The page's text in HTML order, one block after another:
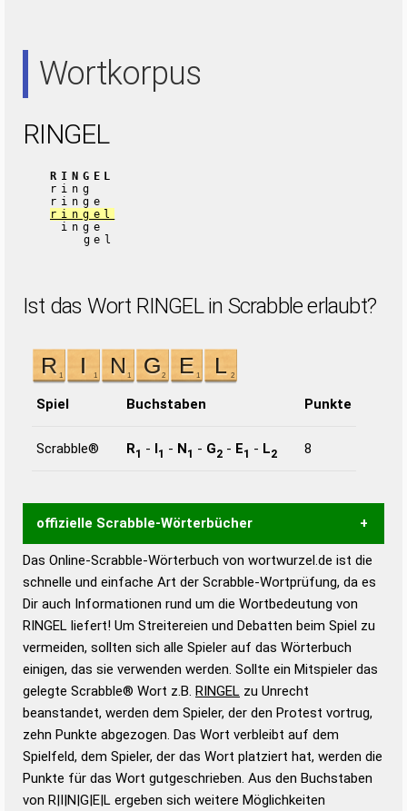
Wortkorpus
RINGEL
RINGEL
ring
ringe
ringel
inge
gel
Ist das Wort RINGEL in Scrabble erlaubt?
Spiel Buchstaben Punkte
Scrabble® R1 - I1 - N1 - G2 - E1 - L2 8
offizielle Scrabble-Wörterbücher
Wortwurzel liefert mit Hilfe eines semantischen
Wortanalyse-Algorithmus gute Anhaltspunkte zu
Wortbedeutung, Worttrennung und Wortform, um die
Gültigkeit eines Wortes für das Scrabble-Spiel zu
bestimmen!
zugelassene Turnier Scrabble-
Wörterbücher sind:
Duden – Standardwerk in 12 Bänden
Duden – Richtiges und gutes
Deutsch
Duden – Die deutsche Grammatik
Das Online-Scrabble-Wörterbuch von wortwurzel.de ist die
schnelle und einfache Art der Scrabble-Wortprüfung, da es
Dir auch Informationen rund um die Wortbedeutung von
RINGEL liefert! Um Streitereien und Debatten beim Spiel zu
vermeiden, sollten sich alle Spieler auf das Wörterbuch
einigen, das sie verwenden werden. Sollte ein Mitspieler das
gelegte Scrabble® Wort z.B. RINGEL zu Unrecht
beanstandet, werden dem Spieler, der den Protest vortrug,
zehn Punkte abgezogen. Das Wort verbleibt auf dem
Spielfeld, dem Spieler, der das Wort platziert hat, werden die
Punkte für das Wort gutgeschrieben. Aus den Buchstaben
von R|I|N|G|E|L ergeben sich weitere Möglichkeiten